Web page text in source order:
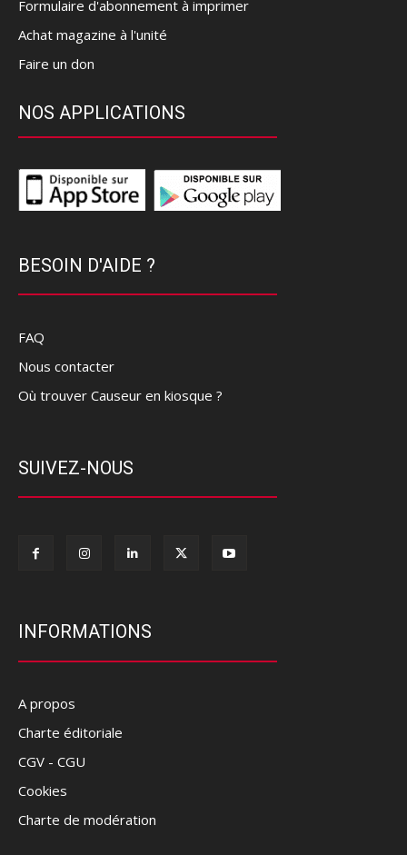
Formulaire d'abonnement à imprimer
Achat magazine à l'unité
Faire un don
NOS APPLICATIONS
BESOIN D'AIDE ?
FAQ
Nous contacter
Où trouver Causeur en kiosque ?
SUIVEZ-NOUS
INFORMATIONS
A propos
Charte éditoriale
CGV - CGU
Cookies
Charte de modération